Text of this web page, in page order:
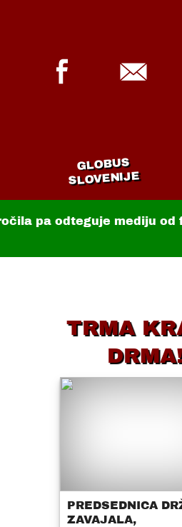
GLOBUS
SLOVENIJE
pa odteguje mediju od
TRMA
PREDSEDNICA
ZAVAJALA,